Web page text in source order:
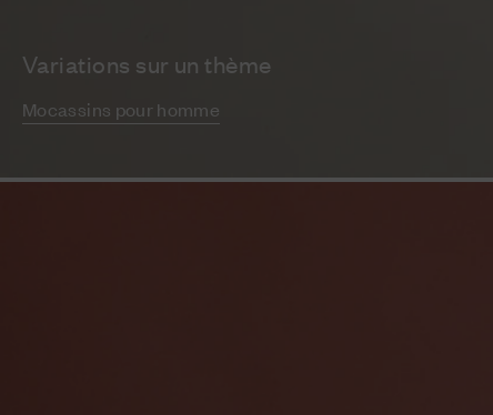
Variations sur un thème
Mocassins pour homme